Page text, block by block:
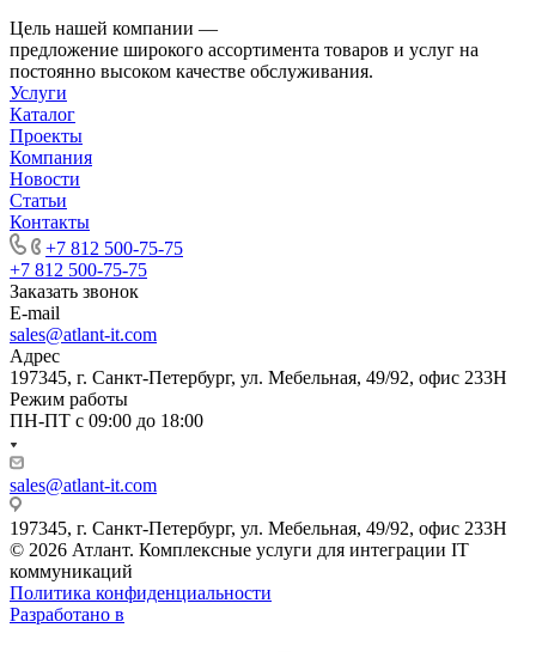
Цель нашей компании —
предложение широкого ассортимента товаров и услуг на
постоянно высоком качестве обслуживания.
Услуги
Каталог
Проекты
Компания
Новости
Статьи
Контакты
+7 812 500-75-75
+7 812 500-75-75
Заказать звонок
E-mail
sales@atlant-it.com
Адрес
197345, г. Санкт-Петербург, ул. Мебельная, 49/92, офис 233Н
Режим работы
ПН-ПТ с 09:00 до 18:00
sales@atlant-it.com
197345, г. Санкт-Петербург, ул. Мебельная, 49/92, офис 233Н
© 2026 Атлант. Комплексные услуги для интеграции IT
коммуникаций
Политика конфиденциальности
Разработано в